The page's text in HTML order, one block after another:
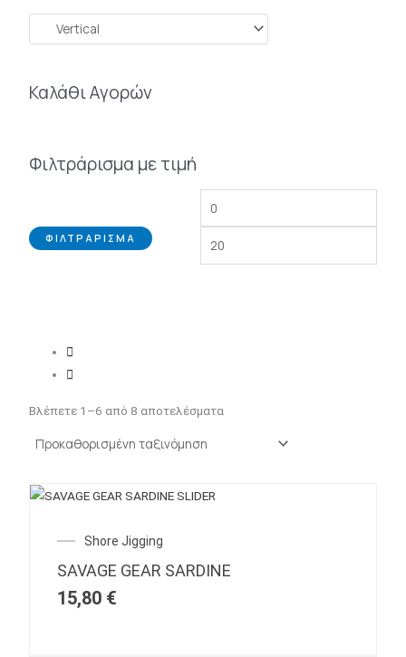
Καλάθι Αγορών
Φιλτράρισμα με τιμή
ΦΙΛΤΡΆΡΙΣΜΑ
Βλέπετε 1–6 από 8 αποτελέσματα
Shore Jigging
SAVAGE GEAR SARDINE
15,80 €